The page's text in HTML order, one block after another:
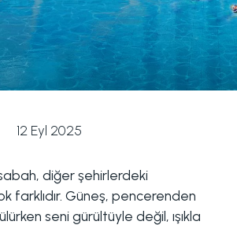
12 Eyl 2025
diğer şehirlerdeki
farklıdır. Güneş, pencerenden
seni gürültüyle değil, ışıkla